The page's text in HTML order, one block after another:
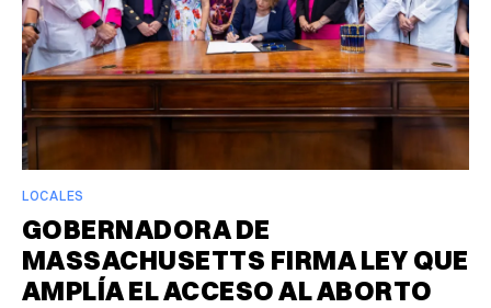
LOCALES
GOBERNADORA DE
MASSACHUSETTS FIRMA LEY QUE
AMPLÍA EL ACCESO AL ABORTO